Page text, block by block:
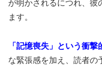
が明かされるにつれ、彼
ます。
「記憶喪失」という衝撃
な緊張感を加え、読者の